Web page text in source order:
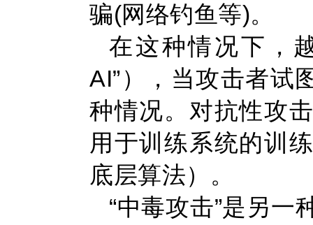
骗(网络钓鱼等)。
在这种情况下，
AI”），当攻击者试
种情况。对抗性攻
用于训练系统的训
底层算法）。
“中毒攻击”是另一